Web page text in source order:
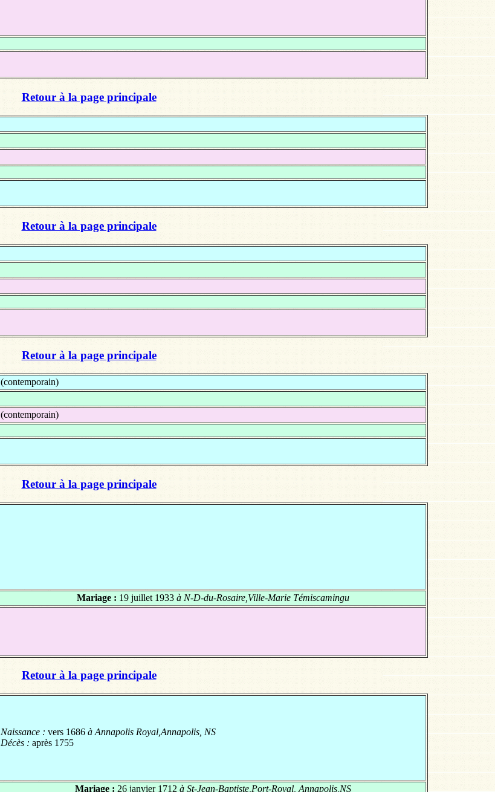
Retour à la page principale
Retour à la page principale
Retour à la page principale
(contemporain)
(contemporain)
Retour à la page principale
Mariage : 19 juillet 1933à N-D-du-Rosaire,Ville-Marie Témiscamingu
Retour à la page principale
Naissance : vers 1686 à Annapolis Royal,Annapolis, NS
Décès : après 1755
Mariage : 26 janvier 1712 à St-Jean-Baptiste,Port-Royal, Annapolis,NS